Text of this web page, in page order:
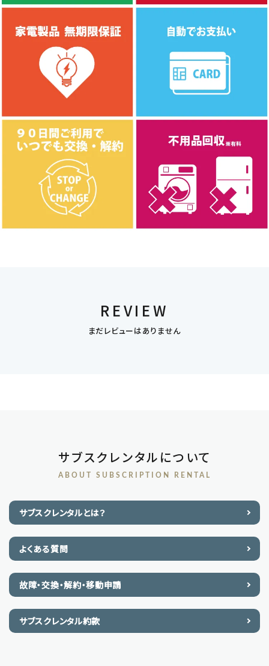
REVIEW
まだレビューはありません
サブスクレンタルについて
ABOUT SUBSCRIPTION RENTAL
サブスクレンタルとは？
よくある質問
故障・交換・解約・移動申請
サブスクレンタル約款